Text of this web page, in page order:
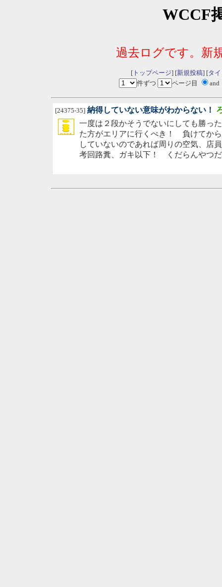
WCCF
過去ログです。新
[トップページ] [新規投稿] [タ
件ずつ
ページ目 and
[24375-35] 納得していない意味がわからない！
一度は２段かそうでないにしても勝っ
た方がエリアに行くべき！ 負けてか
していないのであれば周りの空気、店
考回路糞、ガキ以下！ くだらんやつ